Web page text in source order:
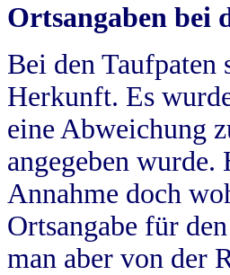
Ortsangaben bei
Bei den Taufpaten
Herkunft. Es
eine Abweichung
angegeben
Annahme doch
Ortsangabe für
man aber von der